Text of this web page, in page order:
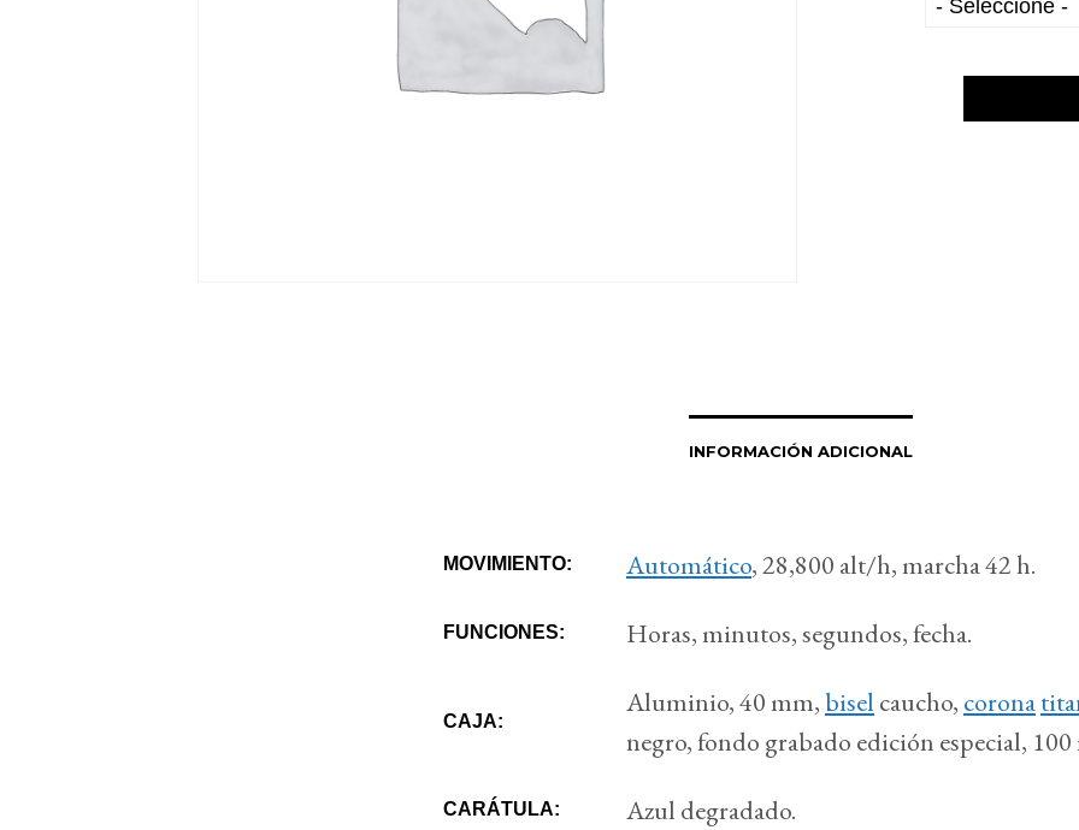
INFORMACIÓN ADICIONAL
MOVIMIENTO: Automático, 28,800 alt/h, marcha 42 h.
FUNCIONES: Horas, minutos, segundos, fecha.
CAJA:
Aluminio, 40 mm, bisel caucho, corona
negro, fondo grabado edición especial, 100
CARÁTULA: Azul degradado.